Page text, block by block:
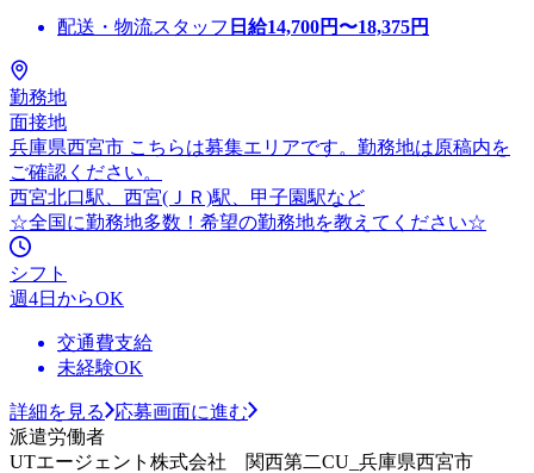
配送・物流スタッフ 日給14,700円〜18,375円
勤務地
面接地
兵庫県西宮市 こちらは募集エリアです。勤務地は原稿内を
ご確認ください。
西宮北口駅、西宮(ＪＲ)駅、甲子園駅など
☆全国に勤務地多数！希望の勤務地を教えてください☆
シフト
週4日からOK
交通費支給
未経験OK
詳細を見る
応募画面に進む
派遣労働者
UTエージェント株式会社 関西第二CU_兵庫県西宮市